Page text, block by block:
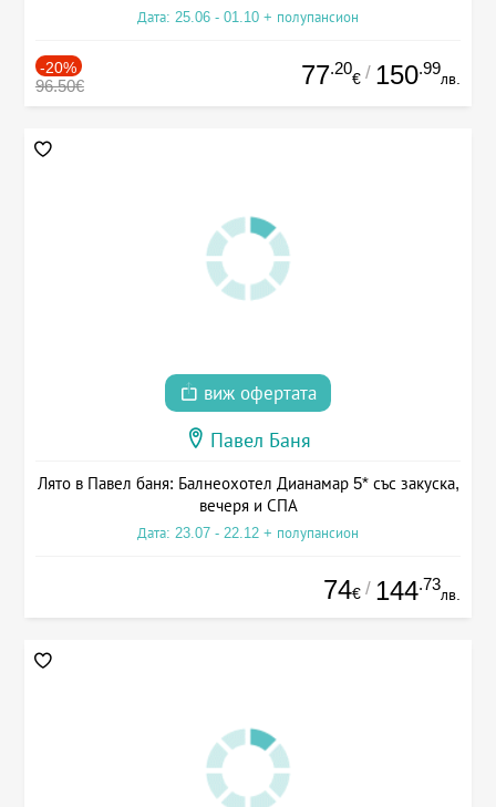
Дата: 25.06 - 01.10 + полупансион
-20%
96.50€ 77.20
€ / 150.99
лв.
виж офертата
Павел Баня
Лято в Павел баня: Балнеохотел Дианамар 5* със закуска,
вечеря и СПА
Дата: 23.07 - 22.12 + полупансион
74€ / 144.73
лв.